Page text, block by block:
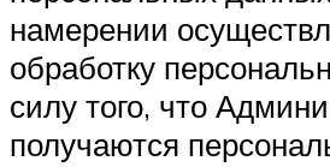
намерении
обработку
силу того, что
получаются